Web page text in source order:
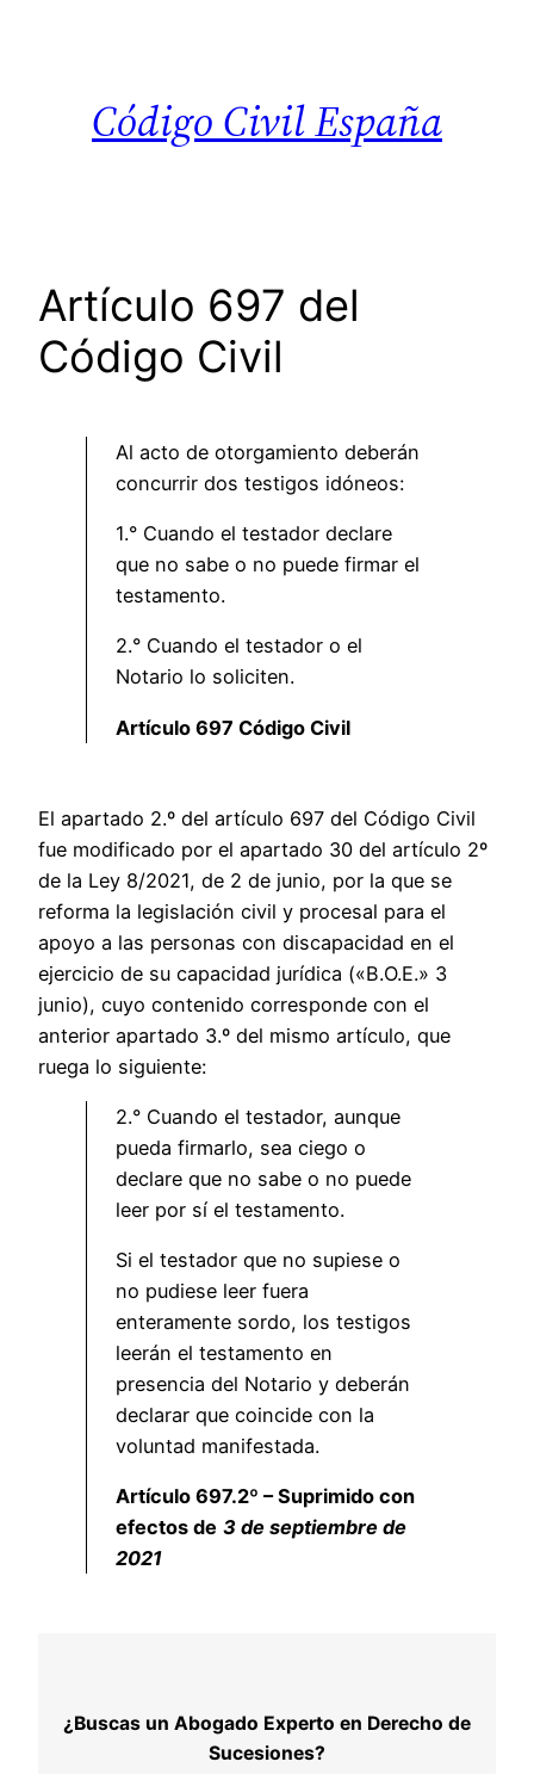
Código Civil España
Artículo 697 del
Código Civil
Al acto de otorgamiento deberán
concurrir dos testigos idóneos:
1.° Cuando el testador declare
que no sabe o no puede firmar el
testamento.
2.° Cuando el testador o el
Notario lo soliciten.
Artículo 697 Código Civil
El apartado 2.º del artículo 697 del Código Civil
fue modificado por el apartado 30 del artículo 2º
de la Ley 8/2021, de 2 de junio, por la que se
reforma la legislación civil y procesal para el
apoyo a las personas con discapacidad en el
ejercicio de su capacidad jurídica («B.O.E.» 3
junio), cuyo contenido corresponde con el
anterior apartado 3.º del mismo artículo, que
ruega lo siguiente:
2.° Cuando el testador, aunque
pueda firmarlo, sea ciego o
declare que no sabe o no puede
leer por sí el testamento.
Si el testador que no supiese o
no pudiese leer fuera
enteramente sordo, los testigos
leerán el testamento en
presencia del Notario y deberán
declarar que coincide con la
voluntad manifestada.
Artículo 697.2º – Suprimido con
efectos de 3 de septiembre de
2021
¿Buscas un Abogado Experto en Derecho de
Sucesiones?